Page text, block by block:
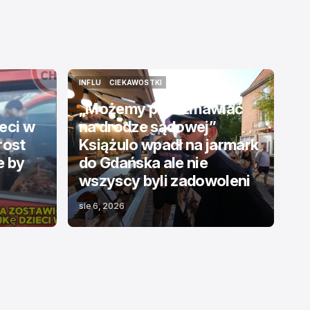
w
by
INFLU
INFLU
CIEKAWOSTKI
CIEKAWOSTKI
„Możemy porozmawiać
na drodze sądowej”
Książulo wpadł na jarmark
do Gdańska ale nie
wszyscy byli zadowoleni
sie 6, 2026